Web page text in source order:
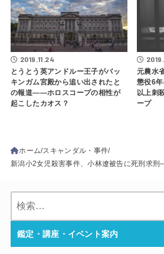
2019.11.24
とうとう英アンドルー王子がバッ
キンガム宮殿から追い出されたと
の報道――ホロスコープの相性が
起こしたカオス？
元農水
懲役6
以上刺
ープ
ホーム スキャンダル・事件
新潟小2女児殺害事件、小林遼被告に死刑求
鑑定・講座・イベント案内